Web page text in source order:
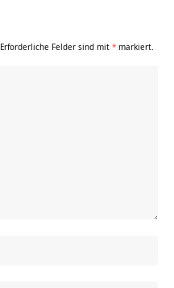
Erforderliche Felder sind mit * markiert.